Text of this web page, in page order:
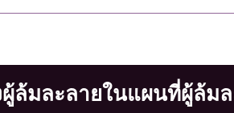
ล้มละลายในแผนที่ผู้ล้ม